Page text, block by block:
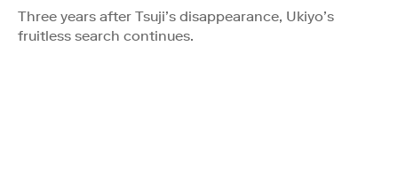
Three years after Tsuji’s disappearance, Ukiyo’s
fruitless search continues.